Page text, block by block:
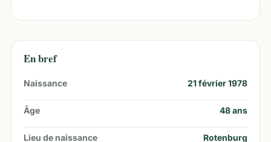
En bref
Naissance 21 février 1978
Âge 48ans
Lieu de naissance Rotenburg